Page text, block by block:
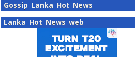
Gossip Lanka Hot News
Lanka Hot News web